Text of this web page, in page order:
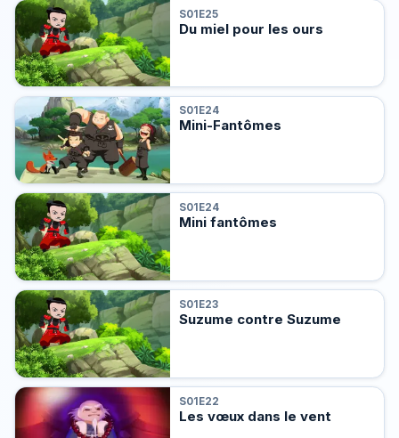
S01E25
Du miel pour les ours
S01E24
Mini-Fantômes
S01E24
Mini fantômes
S01E23
Suzume contre Suzume
S01E22
Les vœux dans le vent